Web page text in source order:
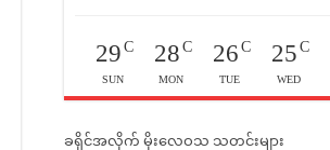
29 C
SUN
28 C
MON
26 C
TUE
25 C
WED
ခရိုင်အလိုက် မိုးလေဝသ သတင်းများ